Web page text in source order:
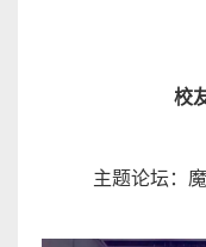
校
主题论坛：